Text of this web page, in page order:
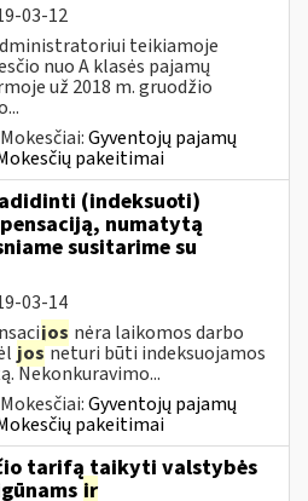
03-12
teikiamoje
nuo A klasės pajamų
už 2018 m. gruodžio
Mokesčiai:Gyventojų pajamų
pakeitimai
(indeksuoti)
numatytą
susitarime su
03-14
jos nėra laikomos darbo
josneturi būti indeksuojamos
Nekonkuravimo...
Mokesčiai:Gyventojų pajamų
pakeitimai
tarifą taikyti valstybės
ir